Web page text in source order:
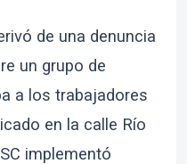
de una denuncia
un grupo de
a los trabajadores
en la calle Río
implementó